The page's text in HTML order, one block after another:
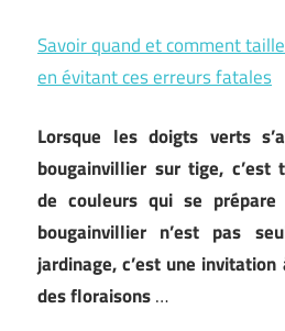
Savoir quand et comment
en évitant ces erreurs fatales
Lorsque les doigts verts
bougainvillier sur tige, c’est
de couleurs qui se
bougainvillier n’est pas
jardinage, c’est une
des floraisons…